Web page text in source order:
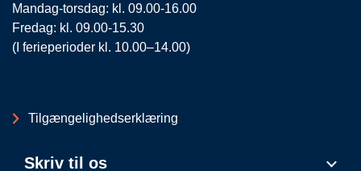
Mandag-torsdag: kl. 09.00-16.00
Fredag: kl. 09.00-15.30
(I ferieperioder kl. 10.00–14.00)
Tilgængelighedserklæring
Skriv til os